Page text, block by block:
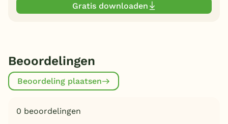
Gratis downloaden
Beoordelingen
Beoordeling plaatsen
0 beoordelingen